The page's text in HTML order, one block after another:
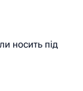
носить під